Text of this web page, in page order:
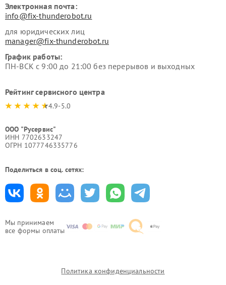
Мы принимаем
все формы оплаты
Электронная почта:
info@fix-thunderobot.ru
для юридических лиц
manager@fix-thunderobot.ru
График работы:
ПН-ВСК с 9:00 до 21:00 без перерывов и выходных
Рейтинг сервисного центра
4.9-5.0
ООО "Русервис"
ИНН 7702633247
ОГРН 1077746335776
Поделиться в соц. сетях:
Политика конфиденциальности